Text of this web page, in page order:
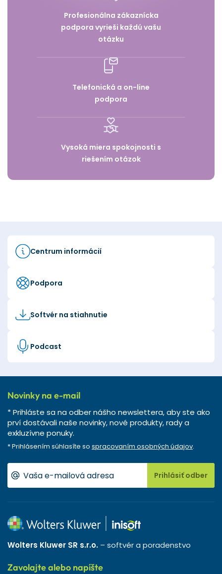
Profesionálna zákaznícka
podpora vyrieši každú vašu
otázku
Telefonická a on-line
podpora
Vysoká miera spokojnosti s
riešením otázok
Centrum informácií
Podpora
Softvér na stiahnutie
Podcast
Novinky na e-mail
* Prihláste sa na odber nášho newslettera, aby ste ako
prví dostávali naše novinky, nové produkty, rady a
exkluzívne ponuky.
* Prihlásením súhlasíte so spracovaním osobných údajov.
Prihlásiť odber
Wolters Kluwer SR s.r.o. – softvér a poradenstvo
Zavolajte alebo napíšte